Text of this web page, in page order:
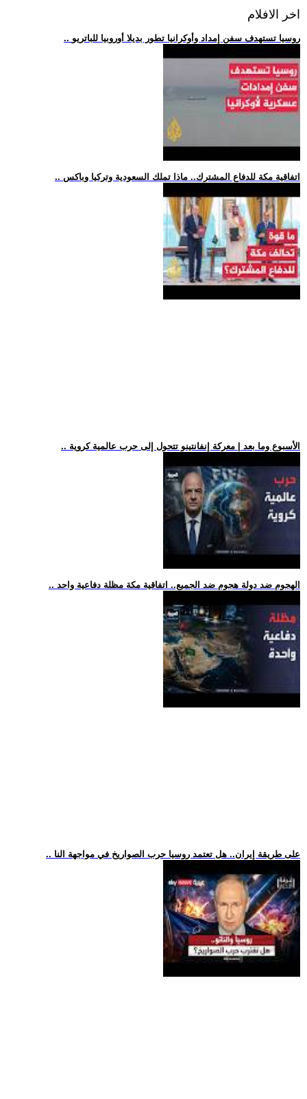
اخر الافلام
.. روسيا تستهدف سفن إمداد وأوكرانيا تطور بديلا أوروبيا للباتريو
.. اتفاقية مكة للدفاع المشترك.. ماذا تملك السعودية وتركيا وباكس
.. الأسبوع وما بعد | معركة إنفانتينو تتحول إلى حرب عالمية كروية
.. الهجوم ضد دولة هجوم ضد الجميع.. اتفاقية مكة مظلة دفاعية واحد
.. على طريقة إيران.. هل تعتمد روسيا حرب الصواريخ في مواجهة النا